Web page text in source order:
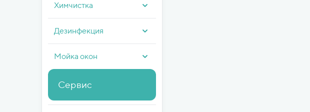
Химчистка
Дезинфекция
Мойка окон
Сервис